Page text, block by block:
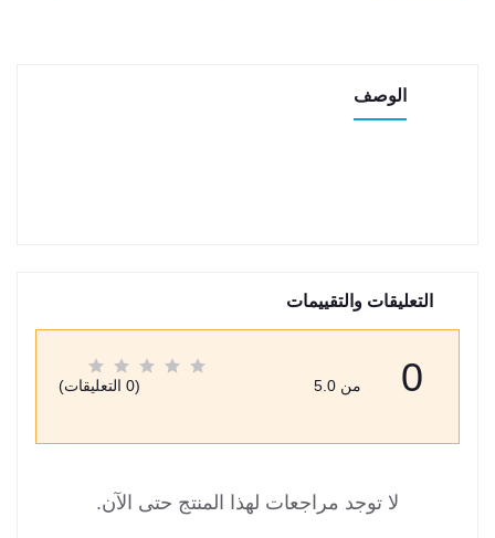
الوصف
التعليقات والتقييمات
0 من 5.0 (0 التعليقات)
لا توجد مراجعات لهذا المنتج حتى الآن.